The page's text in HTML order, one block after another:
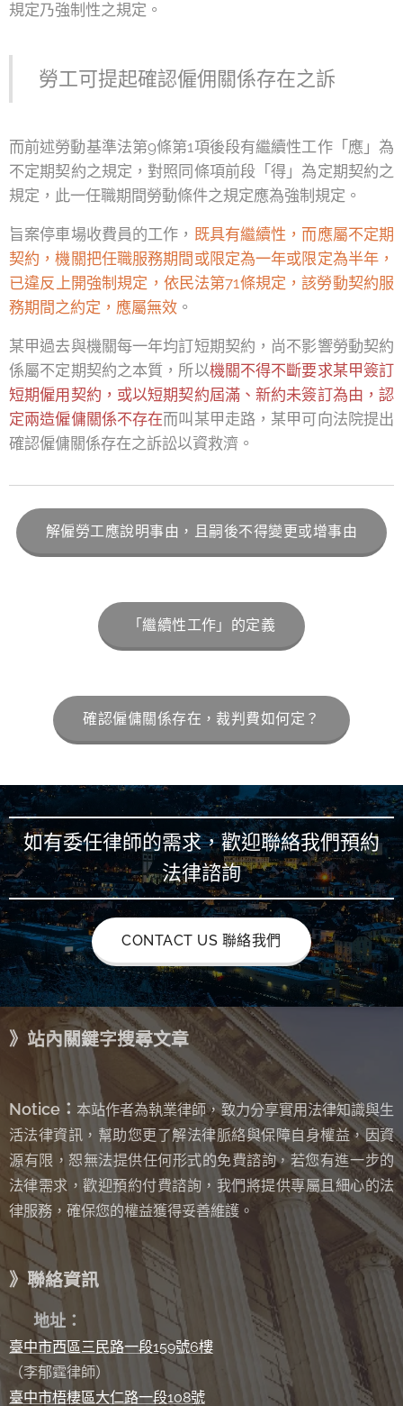
規定乃強制性之規定。
勞工可提起確認僱佣關係存在之訴
而前述勞動基準法第9條第1項後段有繼續性工作「應」為
不定期契約之規定，對照同條項前段「得」為定期契約之
規定，此一任職期間勞動條件之規定應為強制規定。
旨案停車場收費員的工作， 既具有繼續性，而應屬不定期
契約，機關把任職服務期間或限定為一年或限定為半年，
已違反上開強制規定，依民法第71條規定，該勞動契約服
務期間之約定，應屬無效 。
某甲過去與機關每一年均訂短期契約，尚不影響勞動契約
係屬不定期契約之本質，所以機關不得不斷要求某甲簽訂
短期僱用契約，或以短期契約屆滿、新約未簽訂為由，認
定兩造僱傭關係不存在而叫某甲走路，某甲可向法院提出
確認僱傭關係存在之訴訟以資救濟。
解僱勞工應說明事由，且嗣後不得變更或增事由
「繼續性工作」的定義
確認僱傭關係存在，裁判費如何定？
如有委任律師的需求，歡迎聯絡我們預約
法律諮詢
CONTACT US 聯絡我們
》站內關鍵字搜尋文章
Notice： 本站作者為執業律師，致力分享實用法律知識與生
活法律資訊，幫助您更了解法律脈絡與保障自身權益，因資
源有限，恕無法提供任何形式的免費諮詢， 若您有進一步的
法律需求，歡迎預約付費諮詢，我們將提供專屬且細心的法
律服務，確保您的權益獲得妥善維護。
》聯絡資訊
地址：
臺中市西區三民路一段159號6樓
（李郁霆律師）
臺中市梧棲區大仁路一段108號